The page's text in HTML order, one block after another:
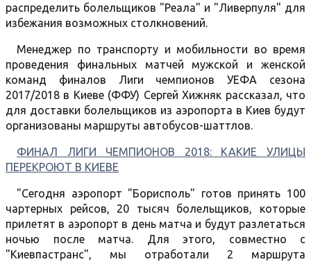
распределить болельщиков "Реала" и "Ливерпуля" для
избежания возможных столкновений.
Менеджер по транспорту и мобильности во время
проведения финальных матчей мужской и женской
команд финалов Лиги чемпионов УЕФА сезона
2017/2018 в Киеве (ФФУ) Сергей Хижняк рассказал, что
для доставки болельщиков из аэропорта в Киев будут
организованы маршруты автобусов-шаттлов.
ФИНАЛ ЛИГИ ЧЕМПИОНОВ 2018: КАКИЕ УЛИЦЫ
ПЕРЕКРОЮТ В КИЕВЕ
"Сегодня аэропорт "Борисполь" готов принять 100
чартерных рейсов, 20 тысяч болельщиков, которые
прилетят в аэропорт в день матча и будут разлетаться
ночью после матча. Для этого, совместно с
"Киевпастранс", мы отработали 2 маршрута